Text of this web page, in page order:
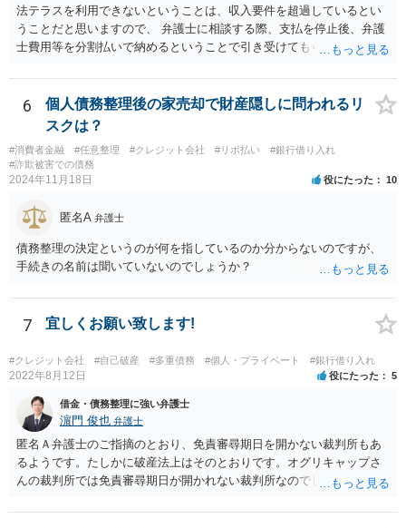
法テラスを利用できないということは、収入要件を超過しているとい
うことだと思いますので、 弁護士に相談する際、支払を停止後、弁護
士費用等を分割払いで納めるということで引き受けてもらえないか確
は、負債が拡大するだけになるのでお勧めできませんが あとは、相談
者様のご判断になると思いますので、私からのアドバイスは一旦これ
で終わりとさせていただきます。
6
個人債務整理後の家売却で財産隠しに問われるリ
スクは？
#消費者金融 #任意整理 #クレジット会社 #リボ払い
#銀行借り入れ
#詐欺被害での債務
2024年11月18日 役にたった 10
匿名A 弁護士
債務整理の決定というのが何を指しているのか分からないのですが、
手続きの名前は聞いていないのでしょうか？
7 宜しくお願い致します!
#クレジット会社 #自己破産 #多重債務 #個人・プライベート #銀行借り入れ
2022年8月12日 役にたった 5
借金・債務整理に強い弁護士
濵門 俊也 弁護士
匿名Ａ弁護士のご指摘のとおり、免責審尋期日を開かない裁判所もあ
るようです。たしかに破産法上はそのとおりです。オグリキャップさ
んの裁判所では免責審尋期日が開かれない裁判所なのでしょう。東京